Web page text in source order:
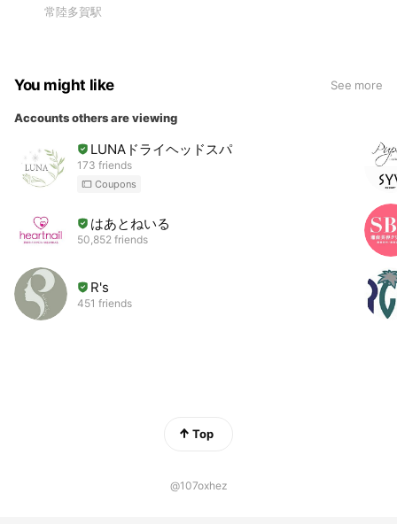
常陸多賀駅
You might like See more
Accounts others are viewing
LUNAドライヘッドスパ
173 friends
Coupons
はあとねいる
50,852 friends
R's
451 friends
Top
@107oxhez